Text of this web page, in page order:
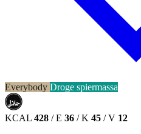
Everybody Droge spiermassa
حلال
HALAL
KCAL 428 / E 36 / K 45 / V 12